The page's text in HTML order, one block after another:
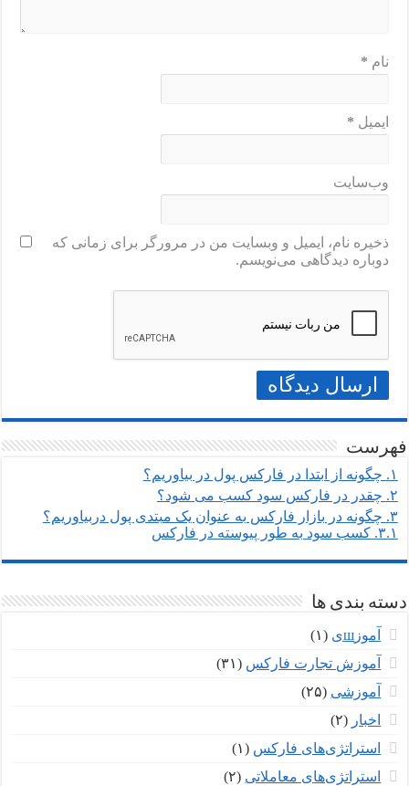
نام *
ایمیل *
وب‌سایت
ذخیره نام، ایمیل و وبسایت من در مرورگر برای زمانی که
دوباره دیدگاهی می‌نویسم.
فهرست
۱.
چگونه از ابتدا در فارکس پول در بیاوریم؟
۲. چقدر در فارکس سود کسب می شود؟
۳. چگونه در بازار فارکس به عنوان یک مبتدی پول دربیاوریم؟
۳.۱. کسب سود به طور پیوسته در فارکس
دسته بندی ها
آموزшی
(۱)
آموزش تجارت فارکس (۳۱)
آموزشی (۲۵)
اخبار (۲)
استراتژی‌های فارکس (۱)
استراتژی‌های معاملاتی (۲)